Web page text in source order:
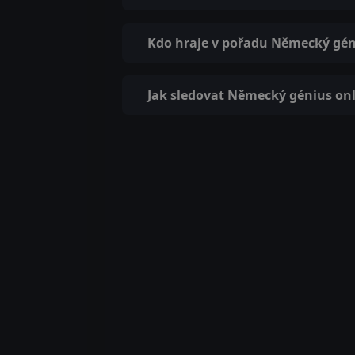
Kdo hraje v pořadu Německý
Jak sledovat Německý génius